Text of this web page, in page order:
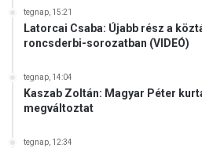
tegnap, 15:21
Latorcai Csaba: Újabb rész a
roncsderbi-sorozatban (VIDEÓ)
tegnap, 14:04
Kaszab Zoltán: Magyar Péter
megváltoztat
tegnap, 12:34